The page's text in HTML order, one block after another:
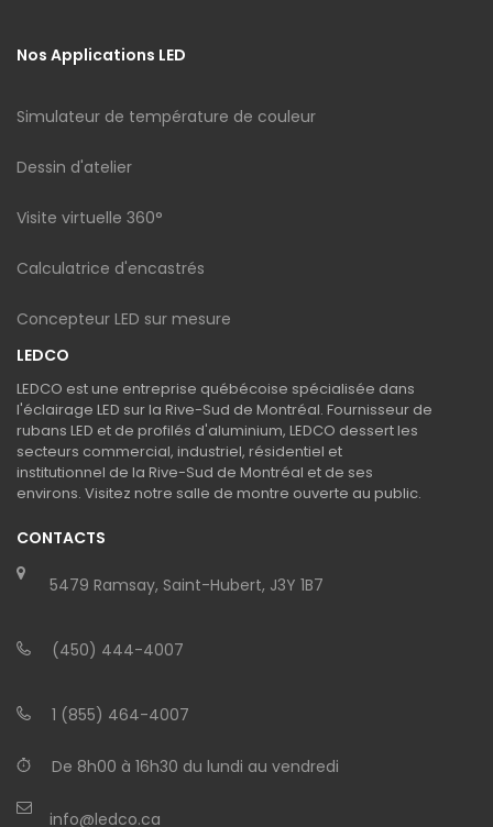
Nos Applications LED
Simulateur de température de couleur
Dessin d'atelier
Visite virtuelle 360°
Calculatrice d'encastrés
Concepteur LED sur mesure
LEDCO
LEDCO est une entreprise québécoise spécialisée dans
l'éclairage LED sur la Rive-Sud de Montréal. Fournisseur de
rubans LED et de profilés d'aluminium, LEDCO dessert les
secteurs commercial, industriel, résidentiel et
institutionnel de la Rive-Sud de Montréal et de ses
environs. Visitez notre salle de montre ouverte au public.
CONTACTS
5479 Ramsay, Saint-Hubert, J3Y 1B7
(450) 444-4007
1 (855) 464-4007
De 8h00 à 16h30 du lundi au vendredi
info@ledco.ca